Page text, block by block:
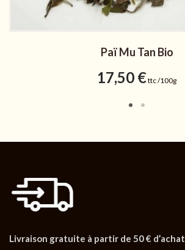
Paï Mu Tan Bio
17,50 €ttc /100g
Livraison gratuite à partir de 50 € d’achat